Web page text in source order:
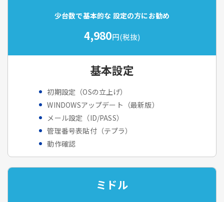
少台数で基本的な 設定の方にお勧め
4,980円(税抜)
基本設定
初期設定（OSの立上げ）
WINDOWSアップデート（最新版）
メール設定（ID/PASS）
管理番号表貼付（テプラ）
動作確認
ミドル